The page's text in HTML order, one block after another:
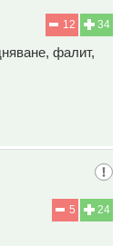
34
12
фалит,
24
5